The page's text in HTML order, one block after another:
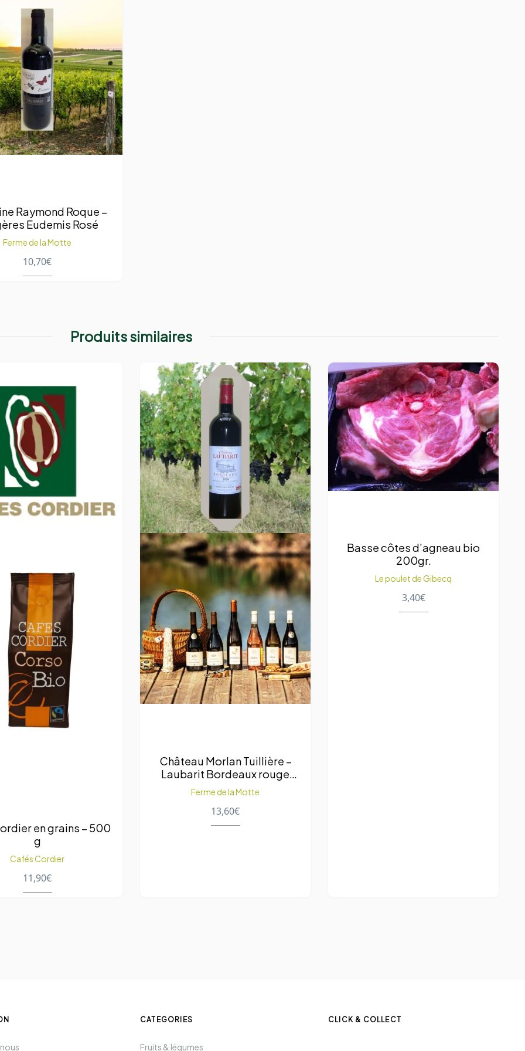
Raymond Roque –
Eudemis Rosé
Ferme de la Motte
10,70€
Produits similaires
en grains – 500
g
Cafés Cordier
11,90€
Château Morlan Tuillière –
Laubarit Bordeaux rouge
2020 – sans sulfite ajouté
Ferme de la Motte
13,60€
Basse côtes d’agneau bio
200gr.
Le poulet de Gibecq
3,40€
CATEGORIES
Fruits & légumes
CLICK & COLLECT